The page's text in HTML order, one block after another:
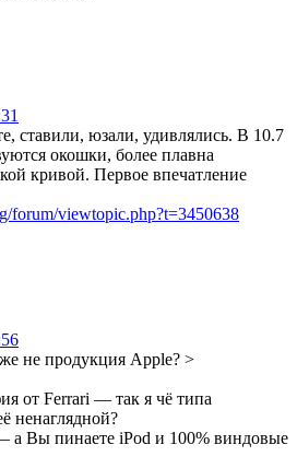
ставили, юзали, удивлялись. В 10.7
окошки, более плавна
кривой. Первое впечатление
forum/viewtopic.php?t=3450638
не продукция Apple? >
от Ferrari — так я чё типа
ненаглядной?
а Вы пинаете iPod и 100% виндовые